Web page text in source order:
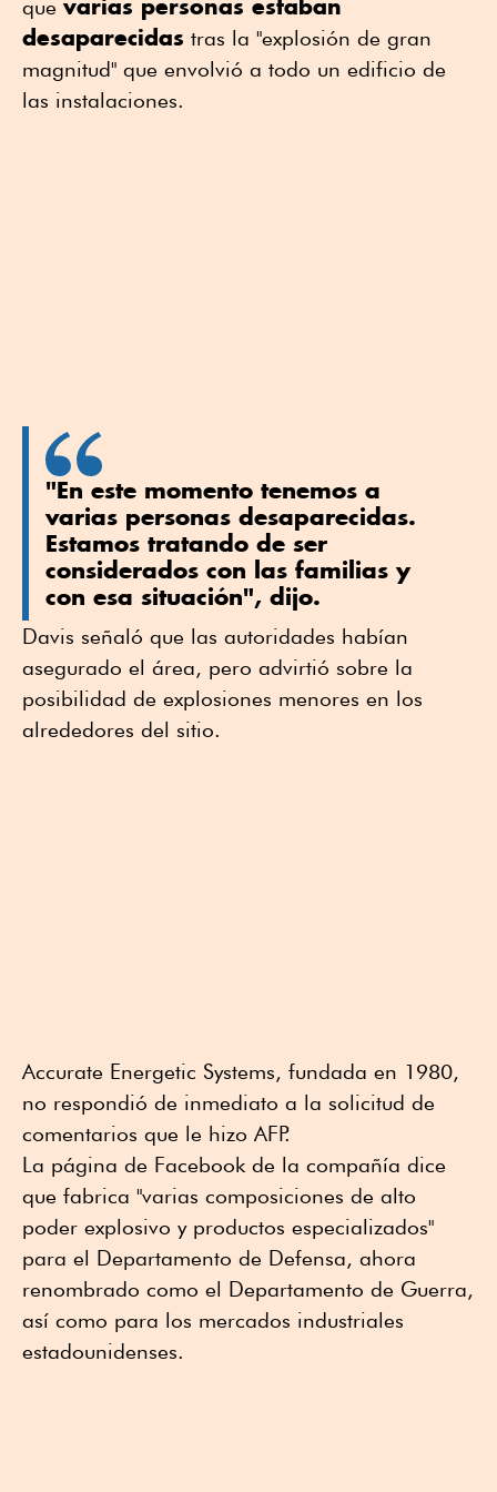
que varias personas estaban
desaparecidas tras la "explosión de gran
magnitud" que envolvió a todo un edificio de
las instalaciones.
"En este momento tenemos a
varias personas desaparecidas.
Estamos tratando de ser
considerados con las familias y
con esa situación", dijo.
Davis señaló que las autoridades habían
asegurado el área, pero advirtió sobre la
posibilidad de explosiones menores en los
alrededores del sitio.
Accurate Energetic Systems, fundada en 1980,
no respondió de inmediato a la solicitud de
comentarios que le hizo AFP.
La página de Facebook de la compañía dice
que fabrica "varias composiciones de alto
poder explosivo y productos especializados"
para el Departamento de Defensa, ahora
renombrado como el Departamento de Guerra,
así como para los mercados industriales
estadounidenses.